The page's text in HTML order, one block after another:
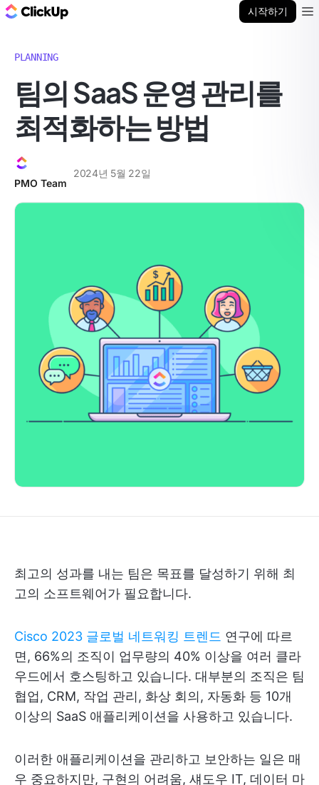
시작하기
PLANNING
팀의 SaaS 운영 관리를
최적화하는 방법
PMO Team
2024년 5월 22일
최고의 성과를 내는 팀은 목표를 달성하기 위해 최
고의 소프트웨어가 필요합니다.
Cisco 2023 글로벌 네트워킹 트렌드 연구에 따르
면, 66%의 조직이 업무량의 40% 이상을 여러 클라
우드에서 호스팅하고 있습니다. 대부분의 조직은 팀
협업, CRM, 작업 관리, 화상 회의, 자동화 등 10개
이상의 SaaS 애플리케이션을 사용하고 있습니다.
이러한 애플리케이션을 관리하고 보안하는 일은 매
우 중요하지만, 구현의 어려움, 섀도우 IT, 데이터 마